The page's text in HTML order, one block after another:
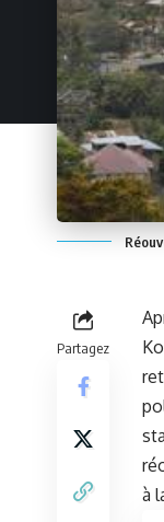
Partagez
à